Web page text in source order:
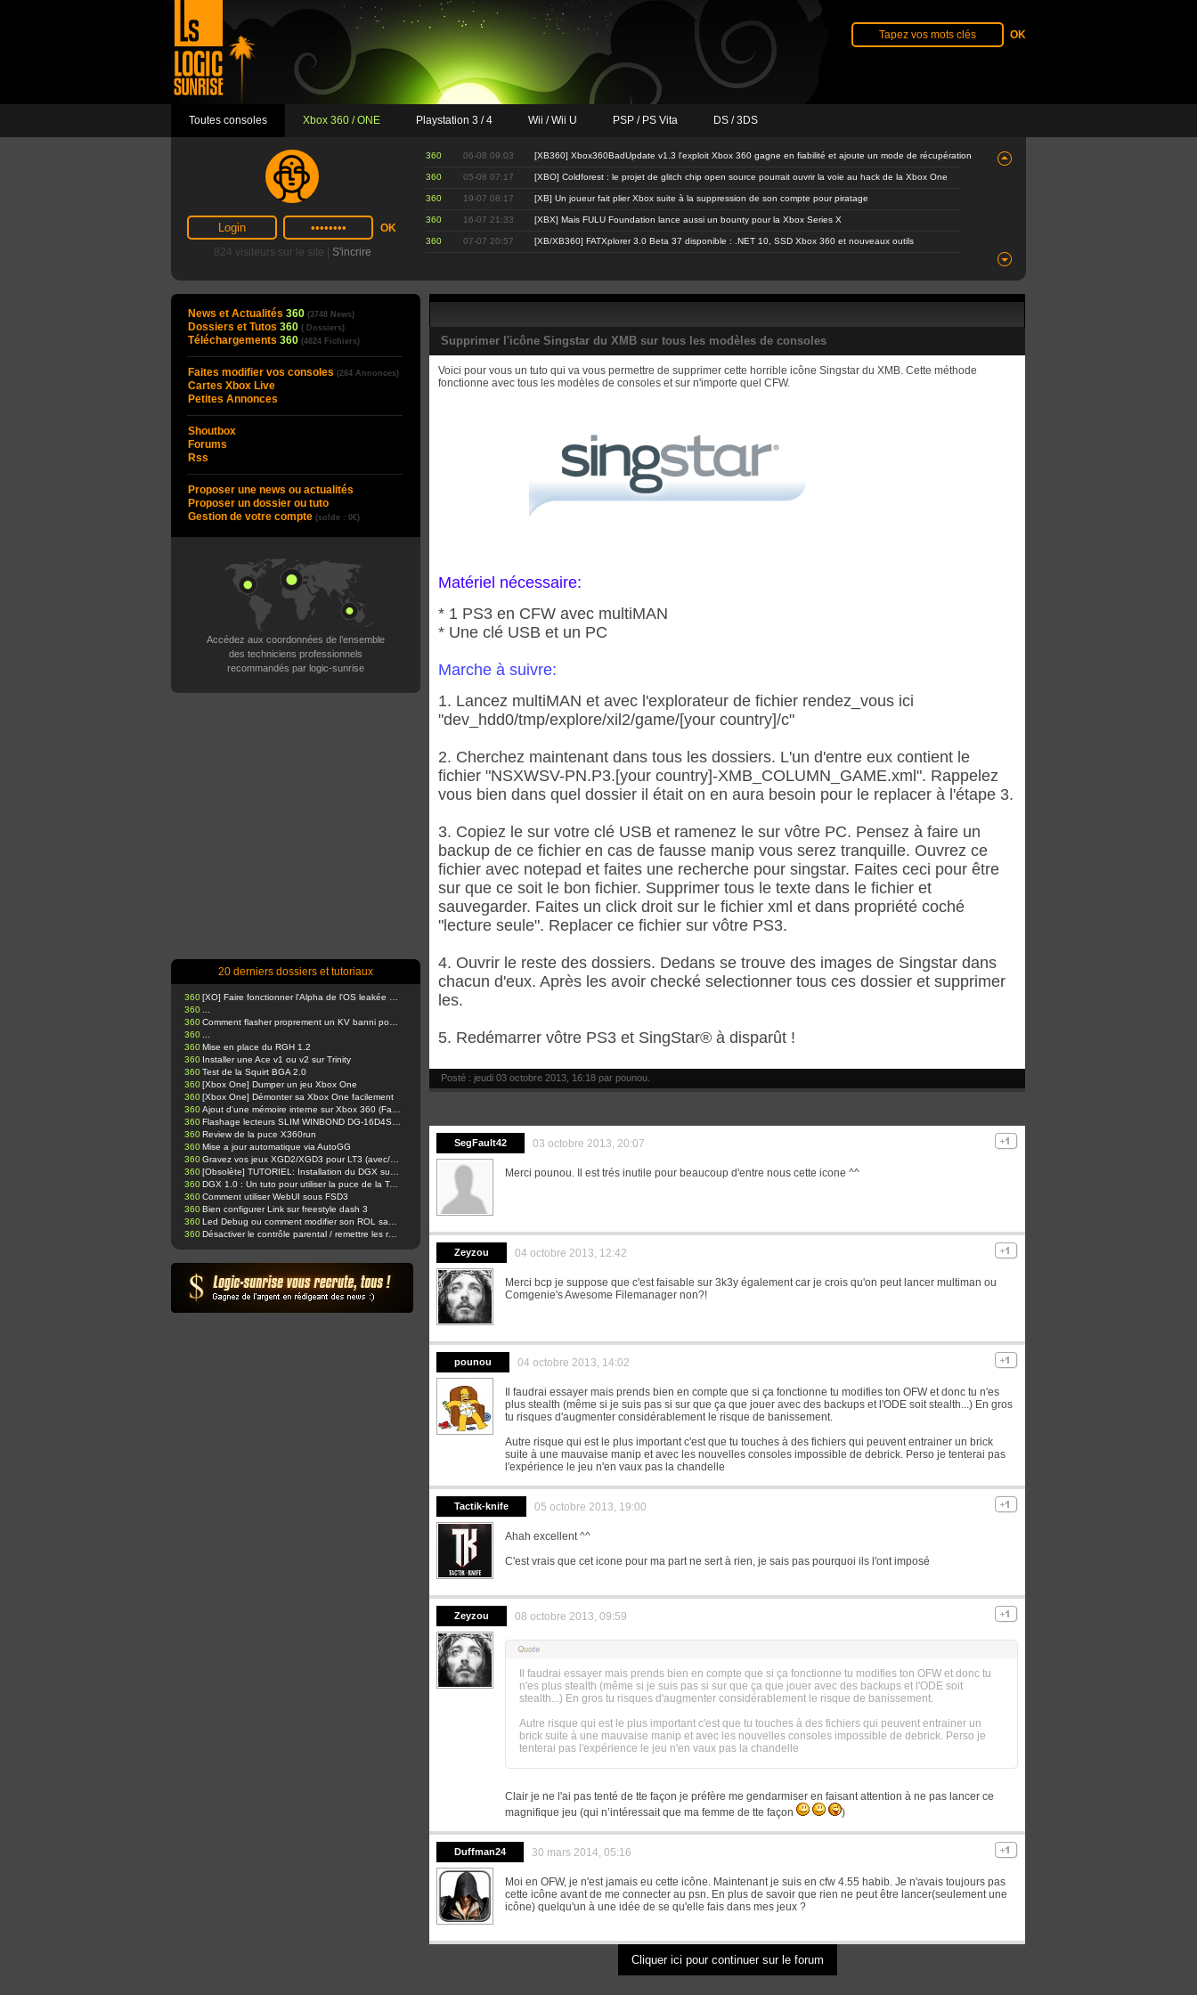
Toutes consoles Xbox 360 / ONE Playstation 3 / 4 Wii / Wii U PSP / PS Vita DS / 3DS
824 visiteurs sur le site | S'incrire
360 06-08 09:03 [XB360] Xbox360BadUpdate v1.3 l'exploit Xbox 360 gagne en fiabilité et ajoute un mode de récupération
360 05-08 07:17 [XBO] Coldforest : le projet de glitch chip open source pourrait ouvrir la voie au hack de la Xbox One
360 19-07 08:17 [XB] Un joueur fait plier Xbox suite à la suppression de son compte pour piratage
360 16-07 21:33 [XBX] Mais FULU Foundation lance aussi un bounty pour la Xbox Series X
360 07-07 20:57 [XB/XB360] FATXplorer 3.0 Beta 37 disponible : .NET 10, SSD Xbox 360 et nouveaux outils
News et Actualités 360 (3748 News)
Dossiers et Tutos 360 ( Dossiers)
Téléchargements 360 (4824 Fichiers)
Faites modifier vos consoles (284 Annonces)
Cartes Xbox Live
Petites Annonces
Shoutbox
Forums
Rss
Proposer une news ou actualités
Proposer un dossier ou tuto
Gestion de votre compte (solde : 0€)
Accédez aux coordonnées de l’ensemble
des techniciens professionnels
recommandés par logic-sunrise
20 derniers dossiers et tutoriaux
360
360
360
360
360Mise en place du RGH 1.2
360 Installer une Ace v1 ou v2 sur Trinity
360Test de la Squirt BGA 2.0
360[Xbox One] Dumper un jeu Xbox One
360[Xbox One] Démonter sa Xbox One facilement
360
360
360Review de la puce X360run
360Mise a jour automatique via AutoGG
360
360
360
DGX 1.0 : Un tuto pour utiliser la puce de la Team Xecuter
360Comment utiliser WebUI sous FSD3
360Bien configurer Link sur freestyle dash 3
360
360
Désactiver le contrôle parental / remettre les réglages d'usine.
Supprimer l'icône Singstar du XMB sur tous les modèles de consoles
Voici pour vous un tuto qui va vous permettre de supprimer cette horrible icône Singstar du XMB. Cette méthode
fonctionne avec tous les modèles de consoles et sur n'importe quel CFW.
Matériel nécessaire:
* 1 PS3 en CFW avec multiMAN
* Une clé USB et un PC
Marche à suivre:
1. Lancez multiMAN et avec l'explorateur de fichier rendez_vous ici
"dev_hdd0/tmp/explore/xil2/game/[your country]/c"
2. Cherchez maintenant dans tous les dossiers. L'un d'entre eux contient le
fichier "NSXWSV-PN.P3.[your country]-XMB_COLUMN_GAME.xml". Rappelez
vous bien dans quel dossier il était on en aura besoin pour le replacer à l'étape 3.
3. Copiez le sur votre clé USB et ramenez le sur vôtre PC. Pensez à faire un
backup de ce fichier en cas de fausse manip vous serez tranquille. Ouvrez ce
fichier avec notepad et faites une recherche pour singstar. Faites ceci pour être
sur que ce soit le bon fichier. Supprimer tous le texte dans le fichier et
sauvegarder. Faites un click droit sur le fichier xml et dans propriété coché
"lecture seule". Replacer ce fichier sur vôtre PS3.
4. Ouvrir le reste des dossiers. Dedans se trouve des images de Singstar dans
chacun d'eux. Après les avoir checké selectionner tous ces dossier et supprimer
les.
5. Redémarrer vôtre PS3 et SingStar® à disparût !
Posté : jeudi 03 octobre 2013, 16:18 par pounou
SegFault42 03 octobre 2013, 20:07
Merci pounou. Il est trés inutile pour beaucoup d'entre nous cette icone ^^
Zeyzou 04 octobre 2013, 12:42
Merci bcp je suppose que c'est faisable sur 3k3y également car je crois qu'on peut lancer multiman ou
Comgenie's Awesome Filemanager non?!
pounou 04 octobre 2013, 14:02
Il faudrai essayer mais prends bien en compte que si ça fonctionne tu modifies ton OFW et donc tu n'es
plus stealth (même si je suis pas si sur que ça que jouer avec des backups et l'ODE soit stealth...) En gros
tu risques d'augmenter considérablement le risque de banissement.
Autre risque qui est le plus important c'est que tu touches à des fichiers qui peuvent entrainer un brick
suite à une mauvaise manip et avec les nouvelles consoles impossible de debrick. Perso je tenterai pas
l'expérience le jeu n'en vaux pas la chandelle
Tactik-knife 05 octobre 2013, 19:00
Ahah excellent ^^
C'est vrais que cet icone pour ma part ne sert à rien, je sais pas pourquoi ils l'ont imposé
Zeyzou 08 octobre 2013, 09:59
Il faudrai essayer mais prends bien en compte que si ça fonctionne tu modifies ton OFW et donc tu
n'es plus stealth (même si je suis pas si sur que ça que jouer avec des backups et l'ODE soit
stealth...) En gros tu risques d'augmenter considérablement le risque de banissement.
Autre risque qui est le plus important c'est que tu touches à des fichiers qui peuvent entrainer un
brick suite à une mauvaise manip et avec les nouvelles consoles impossible de debrick. Perso je
tenterai pas l'expérience le jeu n'en vaux pas la chandelle
Clair je ne l'ai pas tenté de tte façon je préfère me gendarmiser en faisant attention à ne pas lancer ce
magnifique jeu (qui n’intéressait que ma femme de tte façon
)
Duffman24 30 mars 2014, 05:16
Moi en OFW, je n'est jamais eu cette icône. Maintenant je suis en cfw 4.55 habib. Je n'avais toujours pas
cette icône avant de me connecter au psn. En plus de savoir que rien ne peut être lancer(seulement une
icône) quelqu'un à une idée de se qu'elle fais dans mes jeux ?
Cliquer ici pour continuer sur le forum